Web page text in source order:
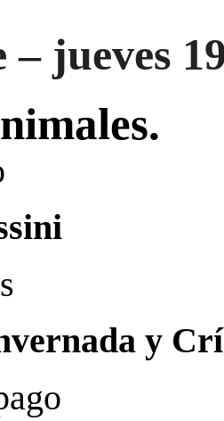
– jueves
y